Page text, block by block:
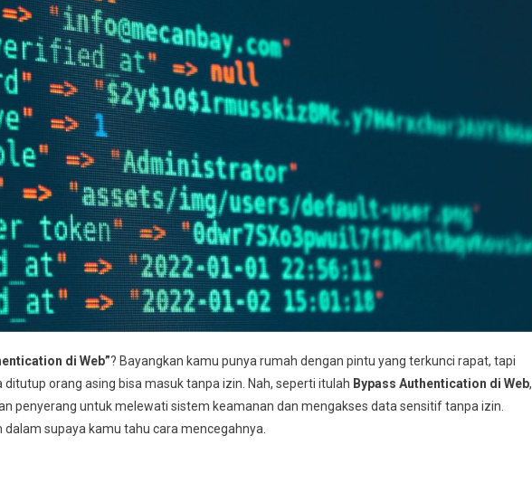
di Web”? Bayangkan kamu punya rumah dengan pintu yang terkunci rapat, tapi
orang asing bisa masuk tanpa izin. Nah, seperti itulah Bypass Authentication di Web,
penyerang untuk melewati sistem keamanan dan mengakses data sensitif tanpa izin.
supaya kamu tahu cara mencegahnya.